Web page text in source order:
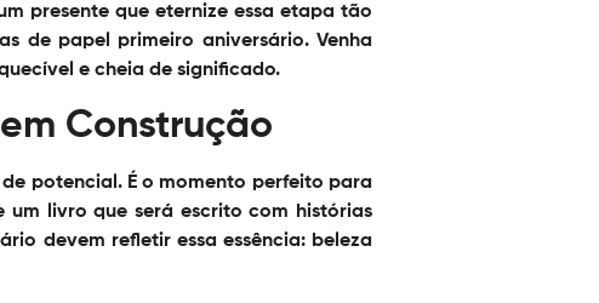
presente que eternize essa etapa tão
de papel primeiro aniversário. Venha
e cheia de significado.
Construção
potencial. É o momento perfeito para
um livro que será escrito com histórias
devem refletir essa essência: beleza